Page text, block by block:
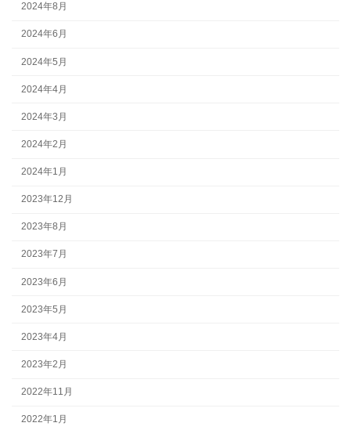
2024年8月
2024年6月
2024年5月
2024年4月
2024年3月
2024年2月
2024年1月
2023年12月
2023年8月
2023年7月
2023年6月
2023年5月
2023年4月
2023年2月
2022年11月
2022年1月